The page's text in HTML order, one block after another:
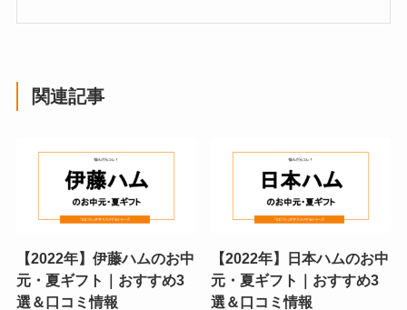
関連記事
【2022年】伊藤ハムのお中
元・夏ギフト｜おすすめ3
選＆口コミ情報
【2022年】日本ハムのお中
元・夏ギフト｜おすすめ3
選＆口コミ情報